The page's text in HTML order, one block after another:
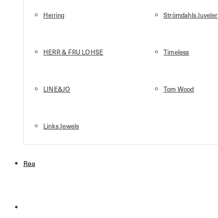
Heiring
HERR & FRU LOHSE
LINE&JO
Links Jewels
Strömdahls Juveler
Timeless
Tom Wood
Rea